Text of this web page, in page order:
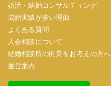
婚活・結婚コンサルティング
成婚実績が多い理由
よくある質問
入会相談について
結婚相談所の開業をお考えの方へ
運営案内